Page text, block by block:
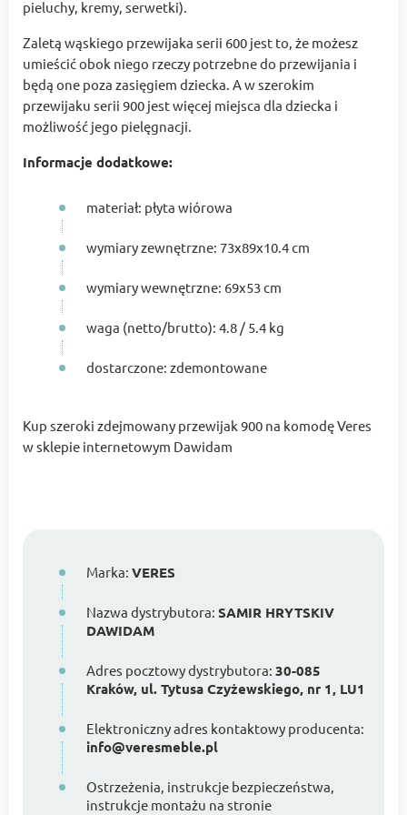
pieluchy, kremy, serwetki).
Zaletą wąskiego przewijaka serii 600 jest to, że możesz
umieścić obok niego rzeczy potrzebne do przewijania i
będą one poza zasięgiem dziecka. A w szerokim
przewijaku serii 900 jest więcej miejsca dla dziecka i
możliwość jego pielęgnacji.
Informacje dodatkowe:
materiał: płyta wiórowa
wymiary zewnętrzne: 73х89х10.4 cm
wymiary wewnętrzne: 69x53 cm
waga (netto/brutto): 4.8 / 5.4 kg
dostarczone: zdemontowane
Kup szeroki zdejmowany przewijak 900 na komodę Veres
w sklepie internetowym Dawidam
Marka: VERES
Nazwa dystrybutora: SAMIR HRYTSKIV
DAWIDAM
Adres pocztowy dystrybutora: 30-085
Kraków, ul. Tytusa Czyżewskiego, nr 1, LU1
Elektroniczny adres kontaktowy producenta:
info@veresmeble.pl
Ostrzeżenia, instrukcje bezpieczeństwa,
instrukcje montażu na stronie